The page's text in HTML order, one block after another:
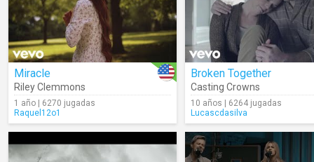
Miracle
Riley Clemmons
1 año | 6270 jugadas
Raquel12o1
Broken Together
Casting Crowns
10 años | 6264 jugadas
Lucascdasilva